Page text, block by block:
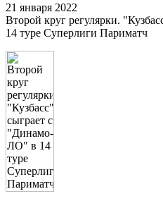
21 января 2022
Второй круг регулярки.
14 туре Суперлиги Париматч